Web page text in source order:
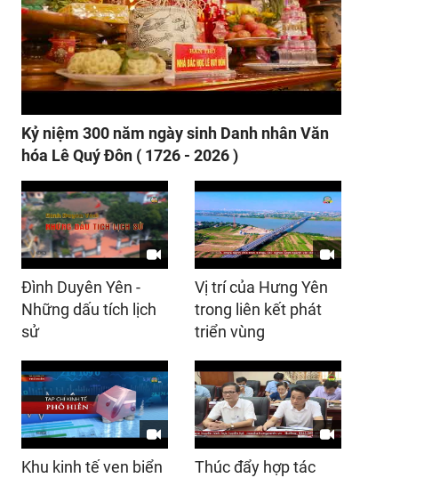
Kỷ niệm 300 năm ngày sinh Danh nhân Văn
hóa Lê Quý Đôn ( 1726 - 2026 )
Đình Duyên Yên -
Những dấu tích lịch
sử
Vị trí của Hưng Yên
trong liên kết phát
triển vùng
Khu kinh tế ven biển
Thúc đẩy hợp tác